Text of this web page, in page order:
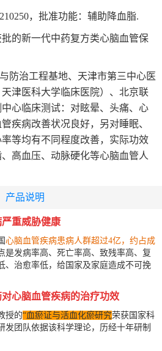
，批准功能：辅助降血脂.
的新一代中药复方类心脑血管保
防治工程基地、天津市第三中心医
津医科大学临床医院）、北京联
心 临床测试： 对眩晕、头痛、心
疾病改善状况良好，另对睡眠、
等均有不同程度改善，实际功效
高血压、动脉硬化等心脑血管人
产品说明
重威胁健康
心脑血管疾病患病人群超过4亿，约占成
是发病率高、死亡率高、致残率高、复
、治愈率低，给国家及家庭造成不可挽
心脑血管疾病的治疗功效
授的“血瘀证与活血化瘀研究荣获国家科
发团队依据该科学理论，历经十年研制